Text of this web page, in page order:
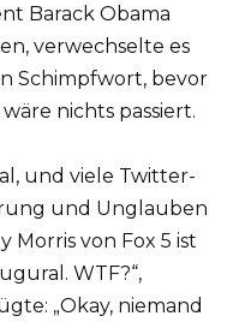
Barack Obama
verwechselte es
Schimpfwort, bevor
nichts passiert.
und viele Twitter-
und Unglauben
Morris von Fox 5 ist
WTF?“,
„Okay, niemand